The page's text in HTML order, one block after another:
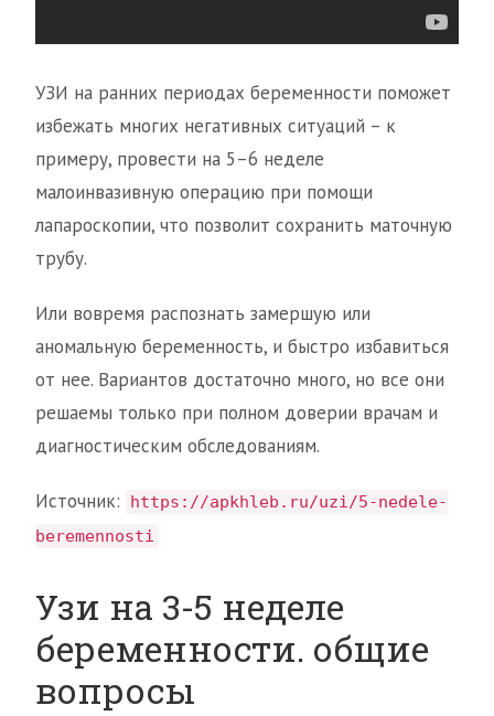
УЗИ на ранних периодах беременности поможет
избежать многих негативных ситуаций – к
примеру, провести на 5–6 неделе
малоинвазивную операцию при помощи
лапароскопии, что позволит сохранить маточную
трубу.
Или вовремя распознать замершую или
аномальную беременность, и быстро избавиться
от нее. Вариантов достаточно много, но все они
решаемы только при полном доверии врачам и
диагностическим обследованиям.
Источник:
https://apkhleb.ru/uzi/5-nedele-
beremennosti
Узи на 3-5 неделе
беременности. общие
вопросы